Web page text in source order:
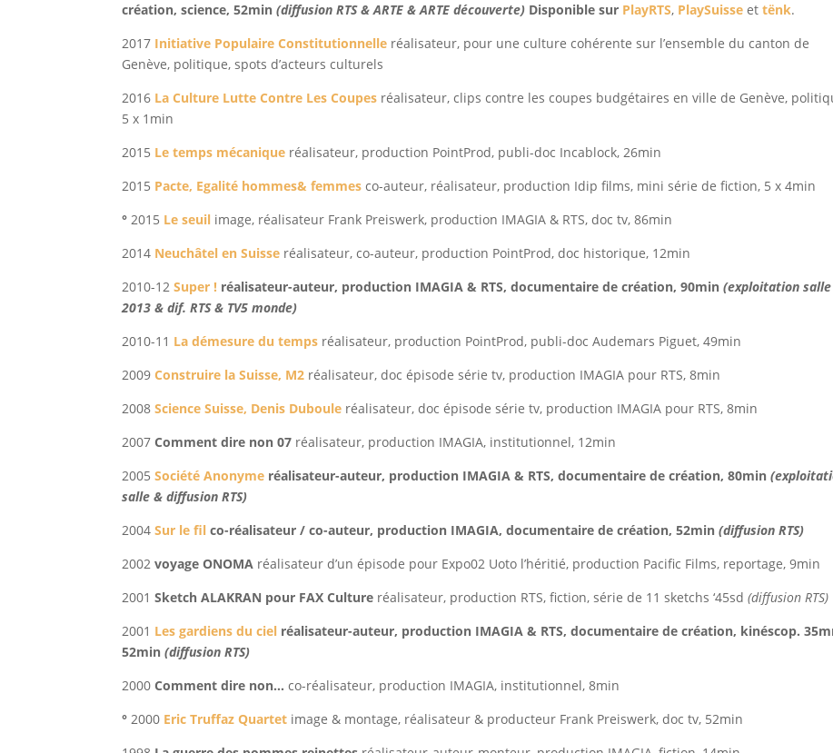
création, science, 52min(diffusion RTS & ARTE & ARTE découverte) Disponible sur PlayRTS, PlaySuisse et tënk.
2017 Initiative Populaire Constitutionnelle réalisateur, pour une culture cohérente sur l’ensemble du canton de
Genève, politique, spots d’acteurs culturels
2016 La Culture Lutte Contre Les Coupes réalisateur, clips contre les coupes budgétaires en ville de Genève,
5 x 1min
2015 Le temps mécanique réalisateur, production PointProd, publi-doc Incablock, 26min
2015 Pacte, Egalité hommes& femmes co-auteur, réalisateur, production Idip films, mini série de fiction, 5 x 4min
° 2015 Le seuil image, réalisateur Frank Preiswerk, production IMAGIA & RTS, doc tv, 86min
2014 Neuchâtel en Suisse réalisateur, co-auteur, production PointProd, doc historique, 12min
2010-12Super ! réalisateur-auteur, production IMAGIA & RTS, documentaire de création, 90min(exploitation salle
2013 & dif. RTS & TV5 monde)
2010-11 La démesure du temps réalisateur, production PointProd, publi-doc Audemars Piguet, 49min
2009 Construire la Suisse, M2 réalisateur, doc épisode série tv, production IMAGIA pour RTS, 8min
2008Science Suisse, Denis Duboule réalisateur, doc épisode série tv, production IMAGIA pour RTS, 8min
2007Comment dire non 07 réalisateur, production IMAGIA, institutionnel, 12min
2005Société Anonyme réalisateur-auteur, production IMAGIA & RTS, documentaire de création, 80min
salle & diffusion RTS)
2004Sur le fil co-réalisateur / co-auteur, production IMAGIA, documentaire de création, 52min(diffusion RTS)
2002voyage ONOMA réalisateur d’un épisode pour Expo02 Uoto l’héritié, production Pacific Films, reportage, 9min
2001Sketch ALAKRAN pour FAX Culture réalisateur, production RTS, fiction, série de 11 sketchs ‘45sd(diffusion RTS)
2001 Les gardiens du ciel réalisateur-auteur, production IMAGIA & RTS, documentaire de création, kinéscop.
52min(diffusion RTS)
2000Comment dire non…co-réalisateur, production IMAGIA, institutionnel, 8min
° 2000 Eric Truffaz Quartet image & montage, réalisateur & producteur Frank Preiswerk, doc tv, 52min